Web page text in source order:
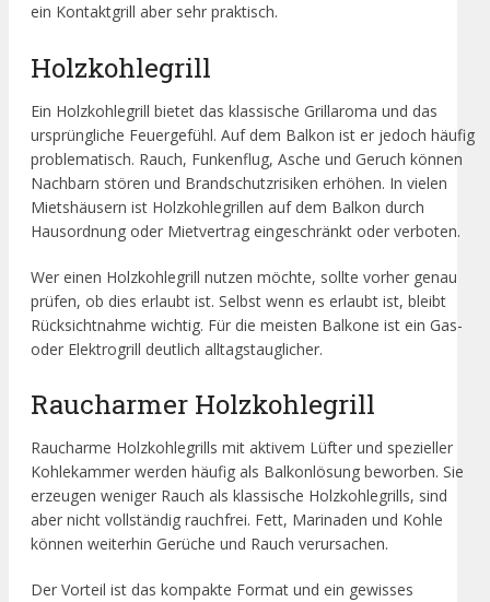
ein Kontaktgrill aber sehr praktisch.
Holzkohlegrill
Ein Holzkohlegrill bietet das klassische Grillaroma und das
ursprüngliche Feuergefühl. Auf dem Balkon ist er jedoch häufig
problematisch. Rauch, Funkenflug, Asche und Geruch können
Nachbarn stören und Brandschutzrisiken erhöhen. In vielen
Mietshäusern ist Holzkohlegrillen auf dem Balkon durch
Hausordnung oder Mietvertrag eingeschränkt oder verboten.
Wer einen Holzkohlegrill nutzen möchte, sollte vorher genau
prüfen, ob dies erlaubt ist. Selbst wenn es erlaubt ist, bleibt
Rücksichtnahme wichtig. Für die meisten Balkone ist ein Gas-
oder Elektrogrill deutlich alltagstauglicher.
Raucharmer Holzkohlegrill
Raucharme Holzkohlegrills mit aktivem Lüfter und spezieller
Kohlekammer werden häufig als Balkonlösung beworben. Sie
erzeugen weniger Rauch als klassische Holzkohlegrills, sind
aber nicht vollständig rauchfrei. Fett, Marinaden und Kohle
können weiterhin Gerüche und Rauch verursachen.
Der Vorteil ist das kompakte Format und ein gewisses